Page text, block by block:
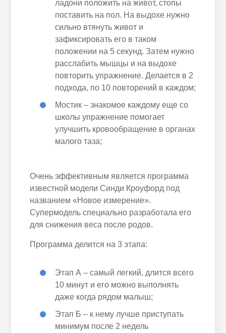
ладони положить на живот, стопы
поставить на пол. На выдохе нужно
сильно втянуть живот и
зафиксировать его в таком
положении на 5 секунд. Затем нужно
расслабить мышцы и на выдохе
повторить упражнение. Делается в 2
подхода, по 10 повторений в каждом;
Мостик – знакомое каждому еще со
школы упражнение помогает
улучшить кровообращение в органах
малого таза;
Очень эффективным является программа
известной модели Синди Кроуфорд под
названием «Новое измерение».
Супермодель специально разработала его
для снижения веса после родов.
Программа делится на 3 этапа:
Этап А – самый легкий, длится всего
10 минут и его можно выполнять
даже когда рядом малыш;
Этап Б – к нему лучше приступать
минимум после 2 недель